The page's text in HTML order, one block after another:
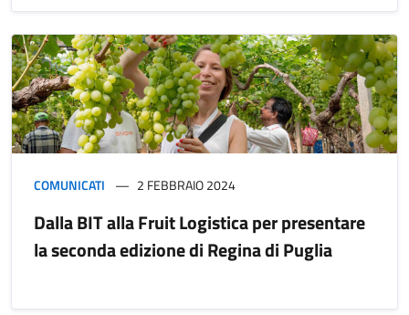
COMUNICATI 2 FEBBRAIO 2024
Dalla BIT alla Fruit Logistica per presentare
la seconda edizione di Regina di Puglia